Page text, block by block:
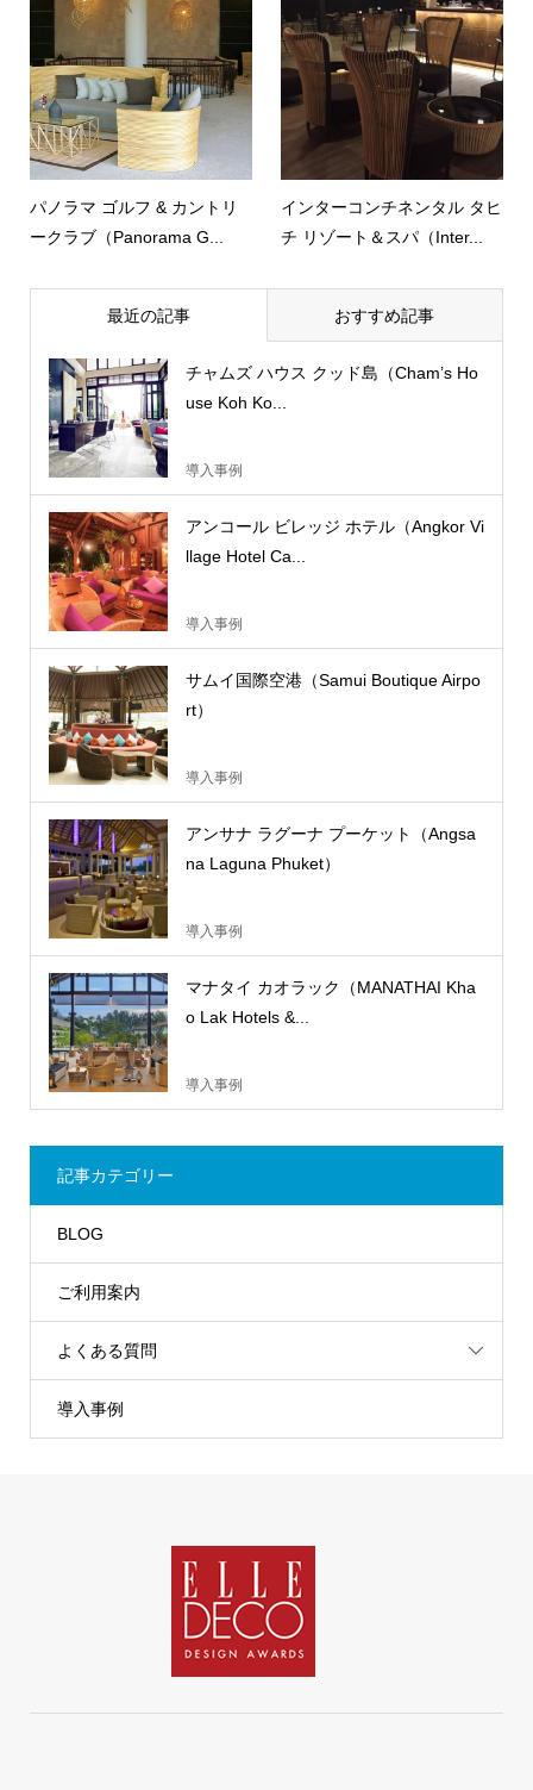
パノラマ ゴルフ & カントリ
ークラブ（Panorama G...
インターコンチネンタル タヒ
チ リゾート＆スパ（Inter...
最近の記事 おすすめ記事
チャムズ ハウス クッド島（Cham’s Ho
use Koh Ko...
導入事例
アンコール ビレッジ ホテル（Angkor Vi
llage Hotel Ca...
導入事例
サムイ国際空港（Samui Boutique Airpo
rt）
導入事例
アンサナ ラグーナ プーケット（Angsa
na Laguna Phuket）
導入事例
マナタイ カオラック（MANATHAI Kha
o Lak Hotels &...
導入事例
記事カテゴリー
BLOG
ご利用案内
よくある質問
導入事例